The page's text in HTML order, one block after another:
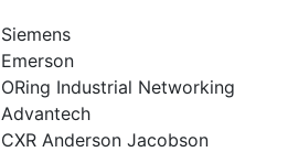
Siemens
Emerson
ORing Industrial Networking
Advantech
CXR Anderson Jacobson